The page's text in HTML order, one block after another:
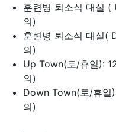
훈련병 퇴소식 대실 (
의)
훈련병 퇴소식 대실(
의)
Up Town(토/휴일):
의)
Down Town(토/휴일
의)